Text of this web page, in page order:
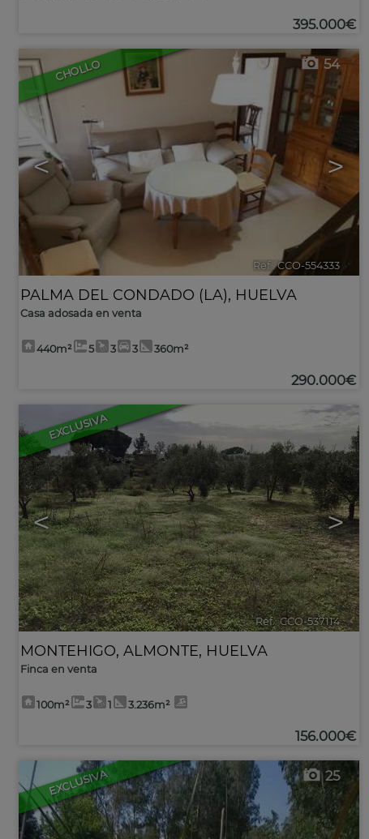
395.000€
CHOLLO
< >
54
Ref.. CCO-554333 🔗
PALMA DEL CONDADO (LA), HUELVA
Casa adosada en venta
440m² 5 3 3 360m²
290.000€
EXCLUSIVA
< >
54
Ref.. CCO-537114 🔗
MONTEHIGO, ALMONTE, HUELVA
Finca en venta
100m² 3 1 3.236m²
156.000€
EXCLUSIVA 25